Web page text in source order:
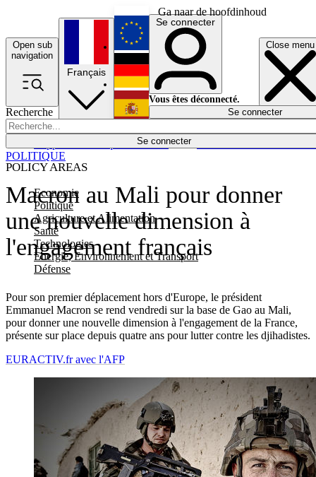
Ga naar de hoofdinhoud
Open sub
navigation
Close menu
Recherche
Se connecter
POLICY AREAS
Economie
Politique
Agriculture et Alimentation
Santé
Technologies
Energie, Environnement et Transport
Défense
Économie
Français
English
Deutsch
Español
Se connecter
Vous êtes déconnecté.
Se connecter
Macron au Mali pour donner
une nouvelle dimension à
l'engagement français
Pour son premier déplacement hors d'Europe, le président
Emmanuel Macron se rend vendredi sur la base de Gao au Mali,
pour donner une nouvelle dimension à l'engagement de la France,
présente sur place depuis quatre ans pour lutter contre les djihadistes.
POLITIQUE
EURACTIV.fr avec l'AFP